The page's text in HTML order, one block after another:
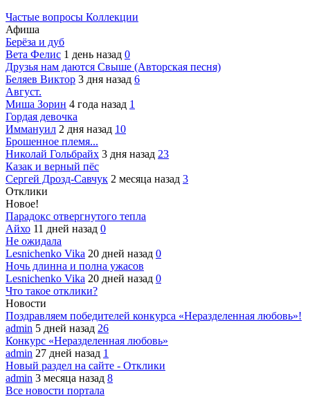
Частые вопросы Коллекции
Афиша
Берёза и дуб
Вета Фелис 1 день назад 0
Друзья нам даются Свыше (Авторская песня)
Беляев Виктор 3 дня назад 6
Август.
Миша Зорин 4 года назад 1
Гордая девочка
Иммануил 2 дня назад 10
Брошенное племя...
Николай Гольбрайх 3 дня назад 23
Казак и верный пёс
Сергей Дрозд-Савчук 2 месяца назад 3
Отклики
Новое!
Парадокс отвергнутого тепла
Айхо 11 дней назад 0
Не ожидала
Lesnichenko Vika 20 дней назад 0
Ночь длинна и полна ужасов
Lesnichenko Vika 20 дней назад 0
Что такое отклики?
Новости
Поздравляем победителей конкурса «Неразделенная любовь»!
admin 5 дней назад 26
Конкурс «Неразделенная любовь»
admin 27 дней назад 1
Новый раздел на сайте - Отклики
admin 3 месяца назад 8
Все новости портала